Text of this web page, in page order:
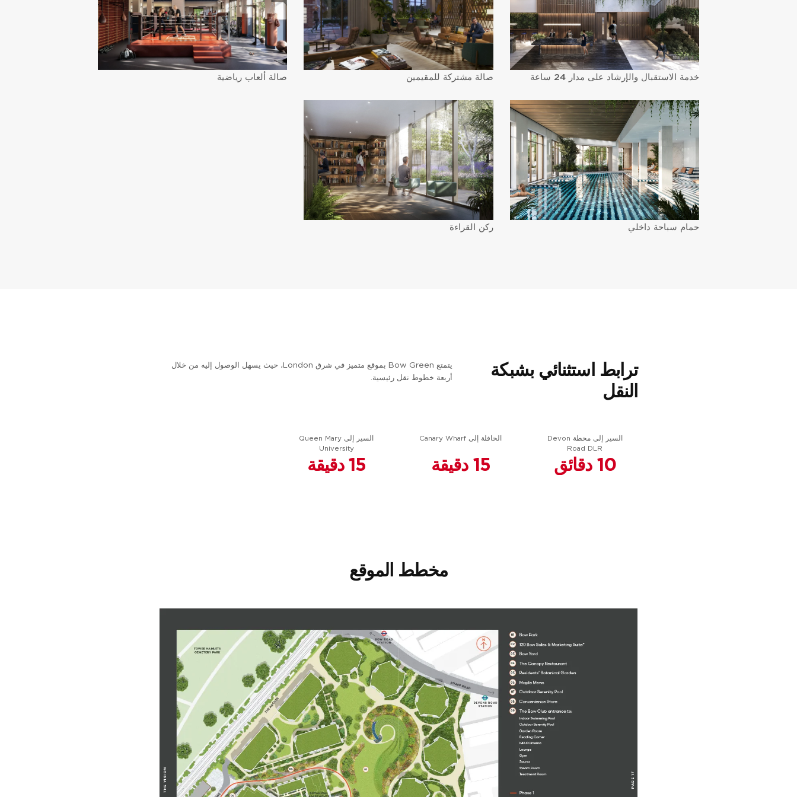
الرسالة
أوافق علىسياسة الخصوصيةوشروط الخدمة.
أوافق علىسياسة الخصوصيةوشروط الخدمة
خدمة الاستقبال والإرشاد على مدار 24 ساعة صالة مشتركة للمقيمين صالة ألعاب رياضية
حمام سباحة داخلي ركن القراءة
ترابط استثنائي بشبكة
النقل
يتمتع Bow Green بموقع متميز في شرق London، حيث يسهل الوصول إليه من خلال
أربعة خطوط نقل رئيسية.
السير إلى محطة Devon
Road DLR
10 دقائق
الحافلة إلى Canary Wharf
15 دقيقة
السير إلى Queen Mary
University
15 دقيقة
مخطط الموقع
رقم الهاتف*
ما هو هدفك من الشراء؟
أوافق علىسياسة الخصوصية